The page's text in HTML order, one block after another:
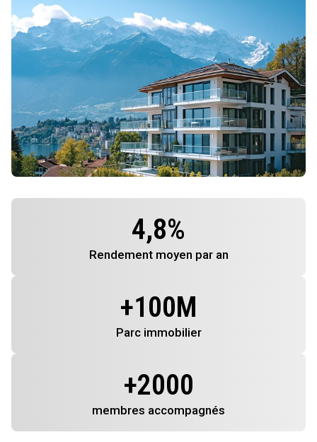
4,8%
Rendement moyen par an
+100M
Parc immobilier
+2000
membres accompagnés